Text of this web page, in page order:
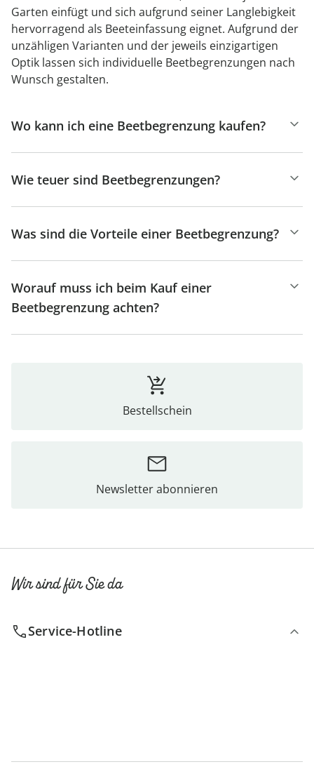
Garten einfügt und sich aufgrund seiner Langlebigkeit
hervorragend als Beeteinfassung eignet. Aufgrund der
unzähligen Varianten und der jeweils einzigartigen
Optik lassen sich individuelle Beetbegrenzungen nach
Wunsch gestalten.
Wo kann ich eine Beetbegrenzung kaufen?
Wie teuer sind Beetbegrenzungen?
Was sind die Vorteile einer Beetbegrenzung?
Worauf muss ich beim Kauf einer
Beetbegrenzung achten?
Bestellschein
Newsletter abonnieren
Wir sind für Sie da
Service-Hotline